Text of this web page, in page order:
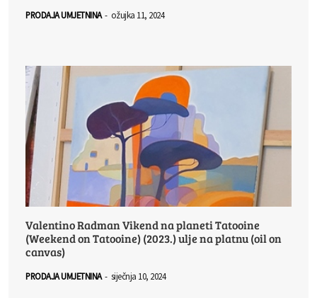
PRODAJA UMJETNINA - ožujka 11, 2024
Valentino Radman Vikend na planeti Tatooine
(Weekend on Tatooine) (2023.) ulje na platnu (oil on
canvas)
PRODAJA UMJETNINA - siječnja 10, 2024